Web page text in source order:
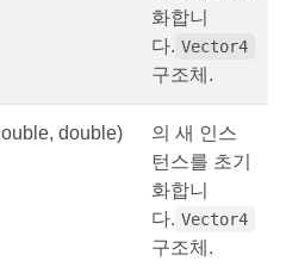
화합니
다. Vector4
구조체.
double)
의 새 인스
턴스를 초기
화합니
다. Vector4
구조체.